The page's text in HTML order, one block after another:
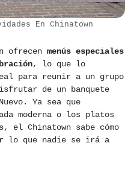
En Chinatown
ofrecen menús especiales
, lo que lo
para reunir a un grupo
de un banquete
Ya sea que
moderna o los platos
el Chinatown sabe cómo
lo que nadie se irá a